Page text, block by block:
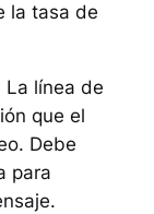
la tasa de
La línea de
que el
Debe
para